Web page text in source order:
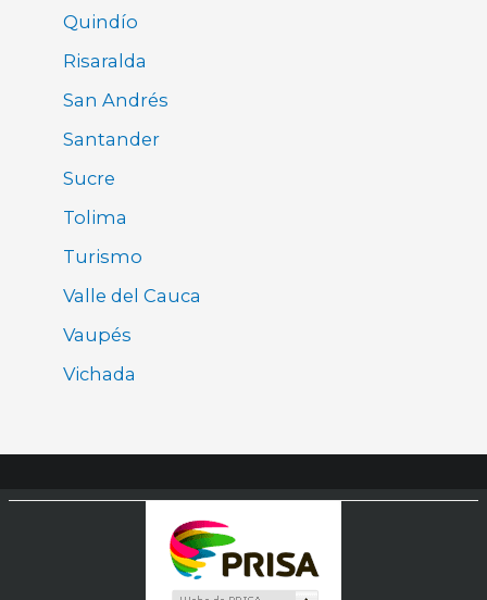
Quindío
Risaralda
San Andrés
Santander
Sucre
Tolima
Turismo
Valle del Cauca
Vaupés
Vichada